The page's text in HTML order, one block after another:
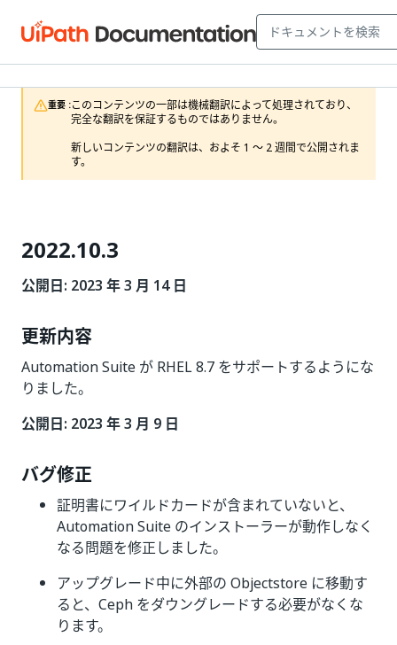
重要 :このコンテンツの一部は機械翻訳によって処理されており、
完全な翻訳を保証するものではありません。
新しいコンテンツの翻訳は、およそ 1 ～ 2 週間で公開されま
す。
2022.10.3
公開日: 2023 年 3 月 14 日
更新内容
Automation Suite が RHEL 8.7 をサポートするようにな
りました。
公開日: 2023 年 3 月 9 日
バグ修正
証明書にワイルドカードが含まれていないと、
Automation Suite のインストーラーが動作しなく
なる問題を修正しました。
アップグレード中に外部の Objectstore に移動す
ると、Ceph をダウングレードする必要がなくな
ります。